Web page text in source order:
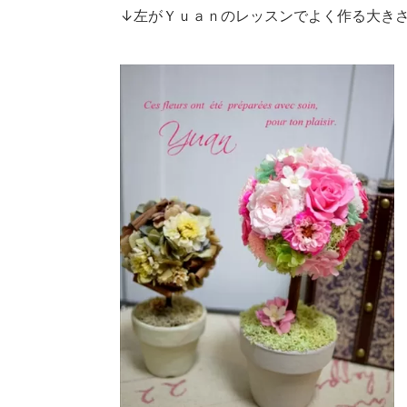
↓左がＹｕａｎのレッスンでよく作る大き